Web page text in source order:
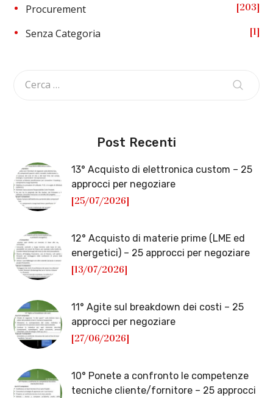
Procurement 203
Senza Categoria 1
Post Recenti
13° Acquisto di elettronica custom – 25
approcci per negoziare
[25/07/2026]
12° Acquisto di materie prime (LME ed
energetici) – 25 approcci per negoziare
[13/07/2026]
11° Agite sul breakdown dei costi – 25
approcci per negoziare
[27/06/2026]
10° Ponete a confronto le competenze
tecniche cliente/fornitore – 25 approcci